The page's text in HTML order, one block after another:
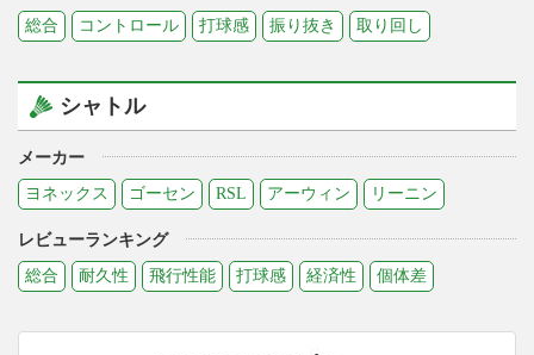
総合
コントロール 打球感 振り抜き 取り回し
シャトル
メーカー
ヨネックス
ゴーセン RSL アーウィン リーニン
レビューランキング
総合
耐久性 飛行性能 打球感 経済性 個体差